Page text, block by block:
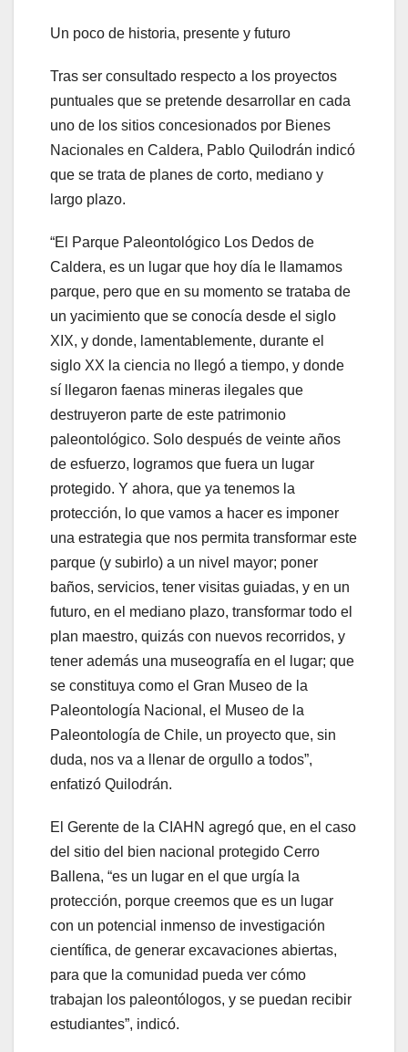
Un poco de historia, presente y futuro
Tras ser consultado respecto a los proyectos
puntuales que se pretende desarrollar en cada
uno de los sitios concesionados por Bienes
Nacionales en Caldera, Pablo Quilodrán indicó
que se trata de planes de corto, mediano y
largo plazo.
“El Parque Paleontológico Los Dedos de
Caldera, es un lugar que hoy día le llamamos
parque, pero que en su momento se trataba de
un yacimiento que se conocía desde el siglo
XIX, y donde, lamentablemente, durante el
siglo XX la ciencia no llegó a tiempo, y donde
sí llegaron faenas mineras ilegales que
destruyeron parte de este patrimonio
paleontológico. Solo después de veinte años
de esfuerzo, logramos que fuera un lugar
protegido. Y ahora, que ya tenemos la
protección, lo que vamos a hacer es imponer
una estrategia que nos permita transformar este
parque (y subirlo) a un nivel mayor; poner
baños, servicios, tener visitas guiadas, y en un
futuro, en el mediano plazo, transformar todo el
plan maestro, quizás con nuevos recorridos, y
tener además una museografía en el lugar; que
se constituya como el Gran Museo de la
Paleontología Nacional, el Museo de la
Paleontología de Chile, un proyecto que, sin
duda, nos va a llenar de orgullo a todos”,
enfatizó Quilodrán.
El Gerente de la CIAHN agregó que, en el caso
del sitio del bien nacional protegido Cerro
Ballena, “es un lugar en el que urgía la
protección, porque creemos que es un lugar
con un potencial inmenso de investigación
científica, de generar excavaciones abiertas,
para que la comunidad pueda ver cómo
trabajan los paleontólogos, y se puedan recibir
estudiantes”, indicó.